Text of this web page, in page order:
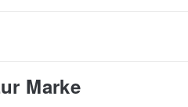
Marke